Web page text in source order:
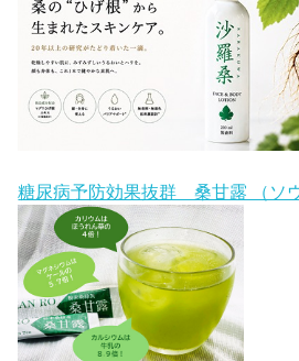
糖尿病予防効果抜群 桑甘露 （ソ